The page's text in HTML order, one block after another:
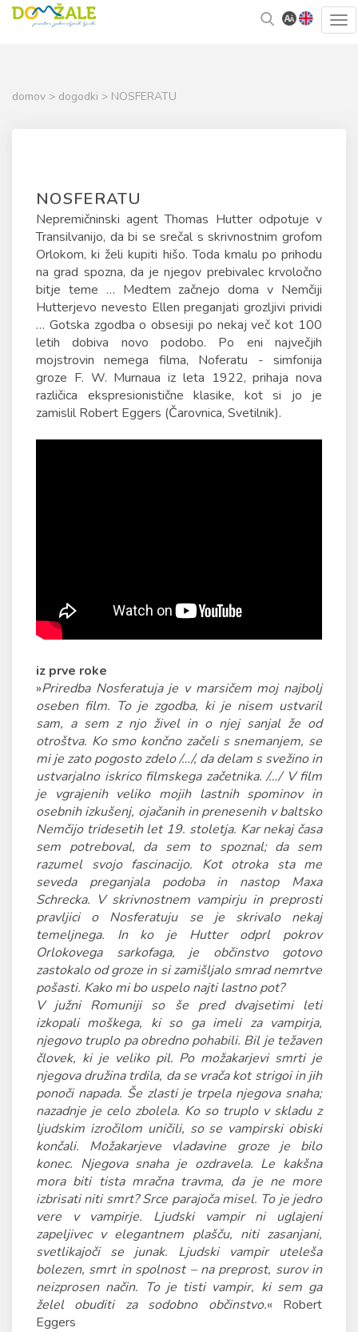
Skoči
na
Kazalo
strani
domov > dogodki > NOSFERATU
NOSFERATU
Nepremičninski agent Thomas Hutter odpotuje v
Transilvanijo, da bi se srečal s skrivnostnim grofom
Orlokom, ki želi kupiti hišo. Toda kmalu po prihodu
na grad spozna, da je njegov prebivalec krvoločno
bitje teme … Medtem začnejo doma v Nemčiji
Hutterjevo nevesto Ellen preganjati grozljivi prividi
… Gotska zgodba o obsesiji po nekaj več kot 100
letih dobiva novo podobo. Po eni največjih
mojstrovin nemega filma, Noferatu - simfonija
groze F. W. Murnaua iz leta 1922, prihaja nova
različica ekspresionistične klasike, kot si jo je
zamislil Robert Eggers (Čarovnica, Svetilnik).
iz prve roke
»Priredba Nosferatuja je v marsičem moj najbolj
oseben film. To je zgodba, ki je nisem ustvaril
sam, a sem z njo živel in o njej sanjal že od
otroštva. Ko smo končno začeli s snemanjem, se
mi je zato pogosto zdelo /…/, da delam s svežino in
ustvarjalno iskrico filmskega začetnika. /…/ V film
je vgrajenih veliko mojih lastnih spominov in
osebnih izkušenj, ojačanih in prenesenih v baltsko
Nemčijo tridesetih let 19. stoletja. Kar nekaj časa
sem potreboval, da sem to spoznal; da sem
razumel svojo fascinacijo. Kot otroka sta me
seveda preganjala podoba in nastop Maxa
Schrecka. V skrivnostnem vampirju in preprosti
pravljici o Nosferatuju se je skrivalo nekaj
temeljnega. In ko je Hutter odprl pokrov
Orlokovega sarkofaga, je občinstvo gotovo
zastokalo od groze in si zamišljalo smrad nemrtve
pošasti. Kako mi bo uspelo najti lastno pot?
V južni Romuniji so še pred dvajsetimi leti
izkopali moškega, ki so ga imeli za vampirja,
njegovo truplo pa obredno pohabili. Bil je težaven
človek, ki je veliko pil. Po možakarjevi smrti je
njegova družina trdila, da se vrača kot strigoi in jih
ponoči napada. Še zlasti je trpela njegova snaha;
nazadnje je celo zbolela. Ko so truplo v skladu z
ljudskim izročilom uničili, so se vampirski obiski
končali. Možakarjeve vladavine groze je bilo
konec. Njegova snaha je ozdravela. Le kakšna
mora biti tista mračna travma, da je ne more
izbrisati niti smrt? Srce parajoča misel. To je jedro
vere v vampirje. Ljudski vampir ni uglajeni
zapeljivec v elegantnem plašču, niti zasanjani,
svetlikajoči se junak. Ljudski vampir uteleša
bolezen, smrt in spolnost – na preprost, surov in
neizprosen način. To je tisti vampir, ki sem ga
želel obuditi za sodobno občinstvo.« Robert
Eggers